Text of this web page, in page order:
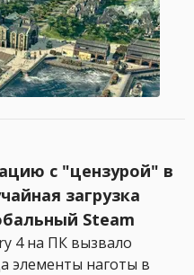
с "цензурой" в
загрузка
Steam
4 на ПК вызвало
элементы наготы в